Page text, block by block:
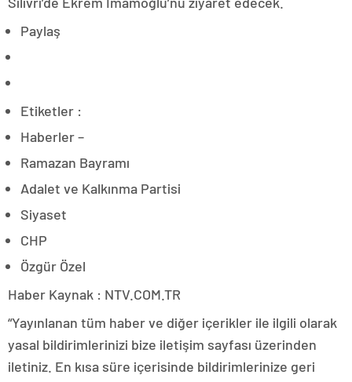
Paylaş
Etiketler :
Haberler –
Ramazan Bayramı
Adalet ve Kalkınma Partisi
Siyaset
CHP
Özgür Özel
Haber Kaynak : NTV.COM.TR
“Yayınlanan tüm haber ve diğer içerikler ile ilgili olarak
yasal bildirimlerinizi bize iletişim sayfası üzerinden
iletiniz. En kısa süre içerisinde bildirimlerinize geri